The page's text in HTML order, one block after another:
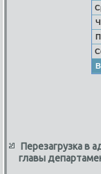
Перезагрузка в
главы